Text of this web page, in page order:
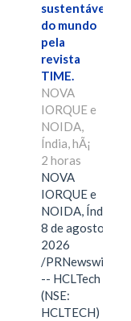
sustentáveis
do mundo
pela
revista
TIME.
NOVA
IORQUE e
NOIDA,
Índia, hÃ¡
2 horas
NOVA
IORQUE e
NOIDA, Índia,
8 de agosto de
2026
/PRNewswire/
-- HCLTech
(NSE:
HCLTECH)